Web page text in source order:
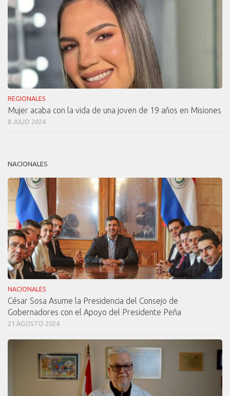
REGIONALES
Mujer acaba con la vida de una joven de 19 años en Misiones
8 JULIO 2024
NACIONALES
NACIONALES
César Sosa Asume la Presidencia del Consejo de
Gobernadores con el Apoyo del Presidente Peña
21 AGOSTO 2024